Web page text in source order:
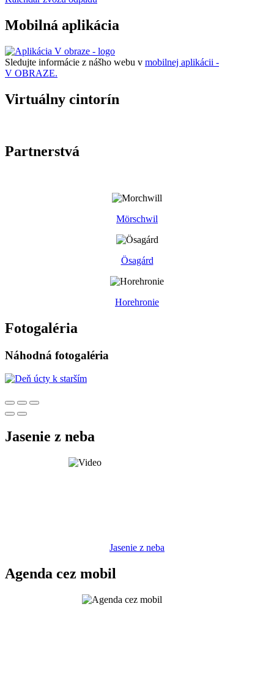
Mobilná aplikácia
Sledujte informácie z nášho webu v mobilnej aplikácii -
V OBRAZE.
Virtuálny cintorín
Partnerstvá
Mörschwil
Ösagárd
Horehronie
Fotogaléria
Náhodná fotogaléria
Jasenie z neba
Jasenie z neba
Agenda cez mobil